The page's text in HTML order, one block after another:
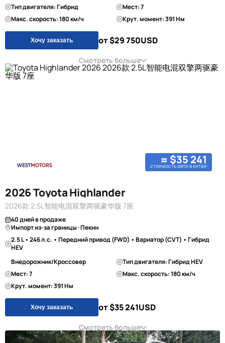
Тип двигателя: Гибрид
Мест: 7
Макс. скорость: 180 км/ч
Крут. момент: 391 Нм
Хочу заказать от $29 750USD
Смотреть больше
≈ $35 241
стоимость авто в китае
2026 Toyota Highlander
2026款 2.5L智能电混双擎两驱豪华版 7座
40 дней в продаже
Импорт из-за границы · Пекин
2.5 L • 246 л.с. • Передний привод (FWD) • Вариатор (CVT) • Гибрид
HEV
Внедорожник/Кроссовер
Тип двигателя: Гибрид HEV
Мест: 7
Макс. скорость: 180 км/ч
Крут. момент: 391 Нм
Хочу заказать от $35 241USD
Смотреть больше